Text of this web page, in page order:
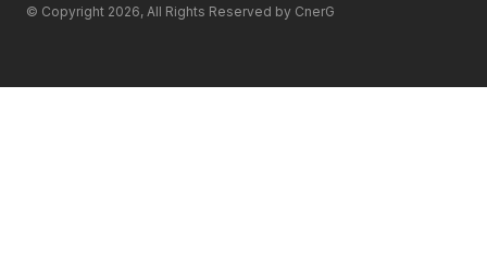
© Copyright 2026, All Rights Reserved by CnerG